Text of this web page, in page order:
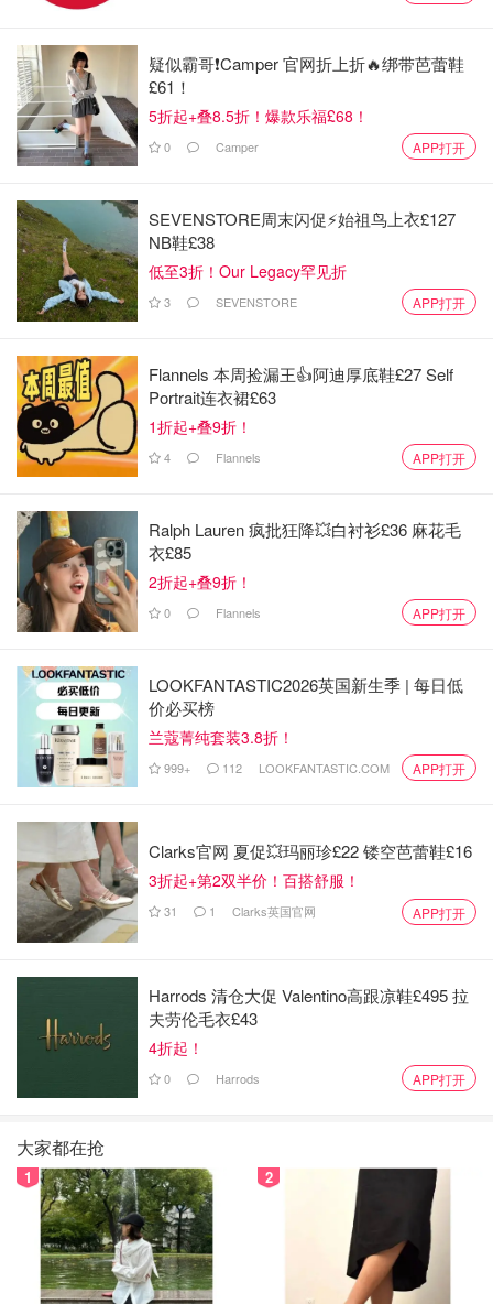
kirico 13 查看原帖
安娜苏的彩妆哥特又复古，给人一种神秘和魔幻的感觉。包
装一水的黑漆立体雕花，特别精美。时隔多年，虽然审美一
点点变了，但收到安娜苏这套产品之后，还是被像古代漆器
一样的包装美到了～...
疑似霸哥❗️Camper 官网折上折🔥绑带芭蕾鞋
£61！
5折起+叠8.5折！爆款乐福£68！
0 Camper APP打开
SEVENSTORE周末闪促⚡️始祖鸟上衣£127
NB鞋£38
低至3折！Our Legacy罕见折
3 SEVENSTORE APP打开
Flannels 本周捡漏王👍阿迪厚底鞋£27 Self
Portrait连衣裙£63
1折起+叠9折！
4 Flannels APP打开
Ralph Lauren 疯批狂降💥白衬衫£36 麻花毛
衣£85
2折起+叠9折！
0 Flannels APP打开
LOOKFANTASTIC2026英国新生季 | 每日低
价必买榜
兰蔻菁纯套装3.8折！
999+ 112 LOOKFANTASTIC.COM APP打开
Clarks官网 夏促💥玛丽珍£22 镂空芭蕾鞋£16
3折起+第2双半价！百搭舒服！
31 1 Clarks英国官网 APP打开
Harrods 清仓大促 Valentino高跟凉鞋£495 拉
夫劳伦毛衣£43
4折起！
0 Harrods APP打开
大家都在抢
1 2